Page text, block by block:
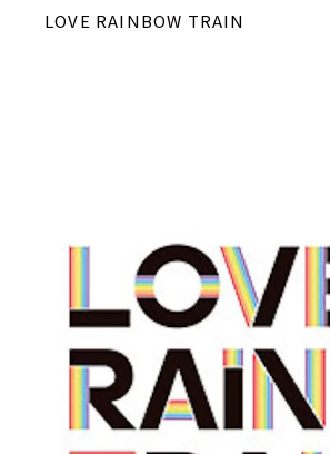
LOVE RAINBOW TRAIN